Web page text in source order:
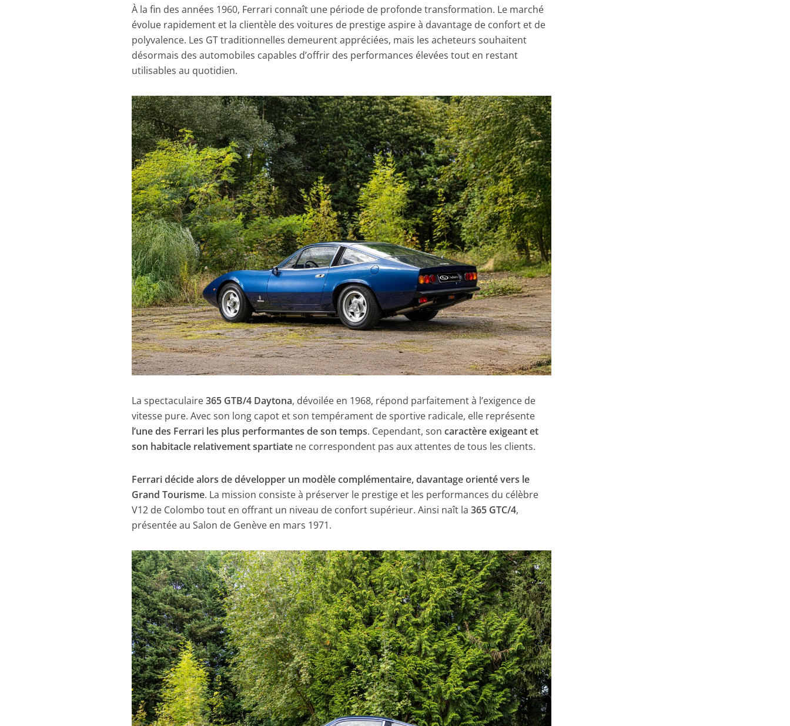
À la fin des années 1960, Ferrari connaît une période de profonde transformation. Le marché
évolue rapidement et la clientèle des voitures de prestige aspire à davantage de confort et de
polyvalence. Les GT traditionnelles demeurent appréciées, mais les acheteurs souhaitent
désormais des automobiles capables d’offrir des performances élevées tout en restant
utilisables au quotidien.
La spectaculaire365 GTB/4 Daytona, dévoilée en 1968, répond parfaitement à l’exigence de
vitesse pure. Avec son long capot et son tempérament de sportive radicale, elle représente
l’une des Ferrari les plus performantes de son temps. Cependant, soncaractère exigeant et
son habitacle relativement spartiate ne correspondent pas aux attentes de tous les clients.
Ferrari décide alors de développer un modèle complémentaire, davantage orienté vers le
Grand Tourisme. La mission consiste à préserver le prestige et les performances du célèbre
V12 de Colombo tout en offrant un niveau de confort supérieur. Ainsi naît la365 GTC/4,
présentée au Salon de Genève en mars 1971.